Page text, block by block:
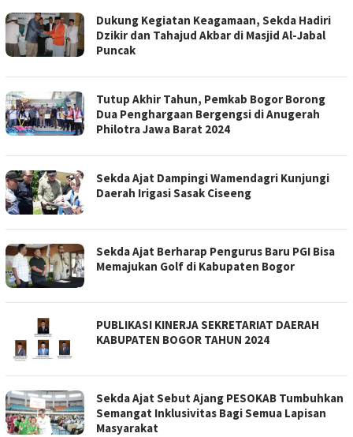
Dukung Kegiatan Keagamaan, Sekda Hadiri
Dzikir dan Tahajud Akbar di Masjid Al-Jabal
Puncak
Tutup Akhir Tahun, Pemkab Bogor Borong
Dua Penghargaan Bergengsi di Anugerah
Philotra Jawa Barat 2024
Sekda Ajat Dampingi Wamendagri Kunjungi
Daerah Irigasi Sasak Ciseeng
Sekda Ajat Berharap Pengurus Baru PGI Bisa
Memajukan Golf di Kabupaten Bogor
PUBLIKASI KINERJA SEKRETARIAT DAERAH
KABUPATEN BOGOR TAHUN 2024
Sekda Ajat Sebut Ajang PESOKAB Tumbuhkan
Semangat Inklusivitas Bagi Semua Lapisan
Masyarakat